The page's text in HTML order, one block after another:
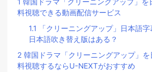
料視聴できる動画配信サービス
1.1 「クリーニングアップ」日本語字
日本語吹き替え版はある？
2 韓国ドラマ「クリーニングアップ」
料視聴するならU-NEXTがおすすめ